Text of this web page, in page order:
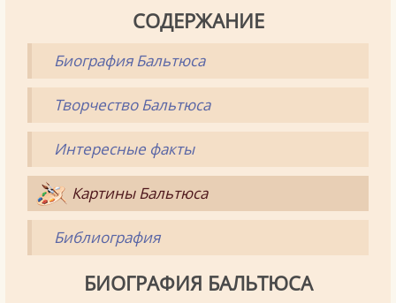
СОДЕРЖАНИЕ
Биография Бальтюса
Творчество Бальтюса
Интересные факты
Картины Бальтюса
Библиография
БИОГРАФИЯ БАЛЬТЮСА